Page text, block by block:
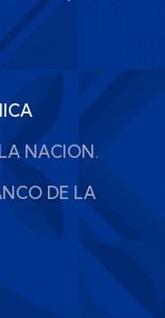
NACION.
DE LA